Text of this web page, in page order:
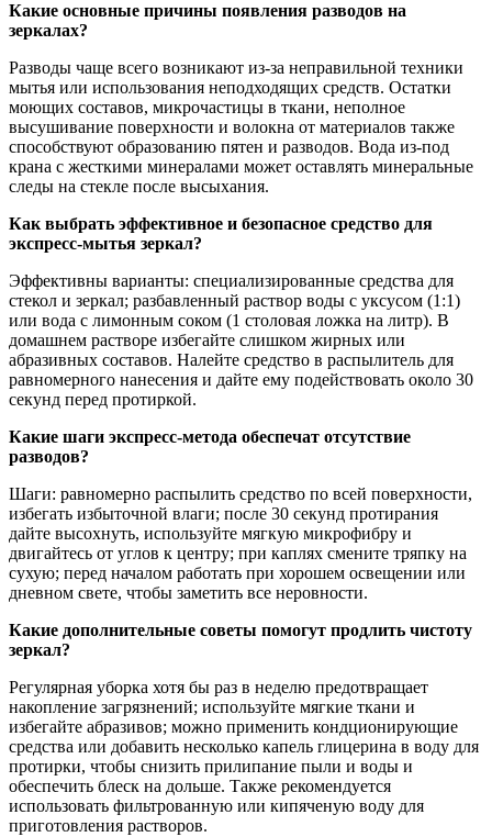
Какие основные причины появления разводов на
зеркалах?
Разводы чаще всего возникают из-за неправильной техники
мытья или использования неподходящих средств. Остатки
моющих составов, микрочастицы в ткани, неполное
высушивание поверхности и волокна от материалов также
способствуют образованию пятен и разводов. Вода из-под
крана с жесткими минералами может оставлять минеральные
следы на стекле после высыхания.
Как выбрать эффективное и безопасное средство для
экспресс-мытья зеркал?
Эффективны варианты: специализированные средства для
стекол и зеркал; разбавленный раствор воды с уксусом (1:1)
или вода с лимонным соком (1 столовая ложка на литр). В
домашнем растворе избегайте слишком жирных или
абразивных составов. Налейте средство в распылитель для
равномерного нанесения и дайте ему подействовать около 30
секунд перед протиркой.
Какие шаги экспресс-метода обеспечат отсутствие
разводов?
Шаги: равномерно распылить средство по всей поверхности,
избегать избыточной влаги; после 30 секунд протирания
дайте высохнуть, используйте мягкую микрофибру и
двигайтесь от углов к центру; при каплях смените тряпку на
сухую; перед началом работать при хорошем освещении или
дневном свете, чтобы заметить все неровности.
Какие дополнительные советы помогут продлить чистоту
зеркал?
Регулярная уборка хотя бы раз в неделю предотвращает
накопление загрязнений; используйте мягкие ткани и
избегайте абразивов; можно применить кондционирующие
средства или добавить несколько капель глицерина в воду для
протирки, чтобы снизить прилипание пыли и воды и
обеспечить блеск на дольше. Также рекомендуется
использовать фильтрованную или кипяченую воду для
приготовления растворов.